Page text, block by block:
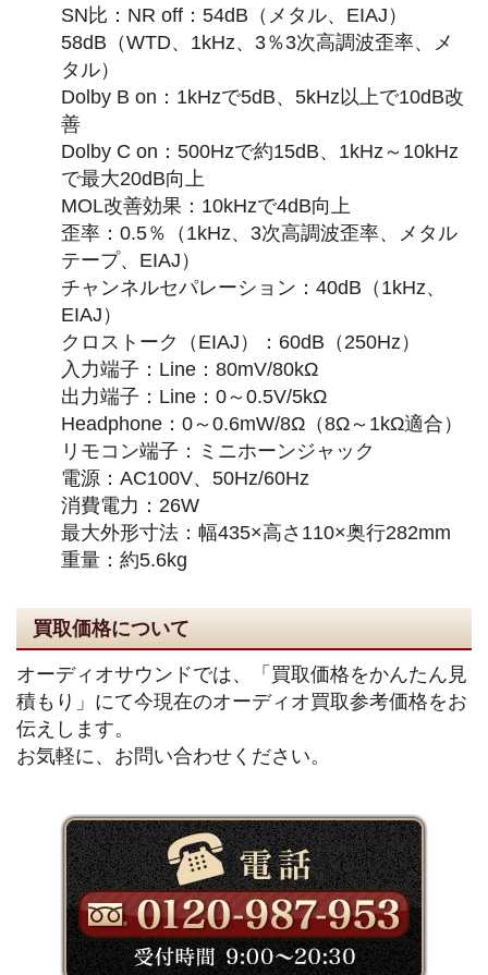
SN比：NR off：54dB（メタル、EIAJ）
58dB（WTD、1kHz、3％3次高調波歪率、メ
タル）
Dolby B on：1kHzで5dB、5kHz以上で10dB改
善
Dolby C on：500Hzで約15dB、1kHz～10kHz
で最大20dB向上
MOL改善効果：10kHzで4dB向上
歪率：0.5％（1kHz、3次高調波歪率、メタル
テープ、EIAJ）
チャンネルセパレーション：40dB（1kHz、
EIAJ）
クロストーク（EIAJ）：60dB（250Hz）
入力端子：Line：80mV/80kΩ
出力端子：Line：0～0.5V/5kΩ
Headphone：0～0.6mW/8Ω（8Ω～1kΩ適合）
リモコン端子：ミニホーンジャック
電源：AC100V、50Hz/60Hz
消費電力：26W
最大外形寸法：幅435×高さ110×奥行282mm
重量：約5.6kg
買取価格について
オーディオサウンドでは、「買取価格をかんたん見
積もり」にて今現在のオーディオ買取参考価格をお
伝えします。
お気軽に、お問い合わせください。